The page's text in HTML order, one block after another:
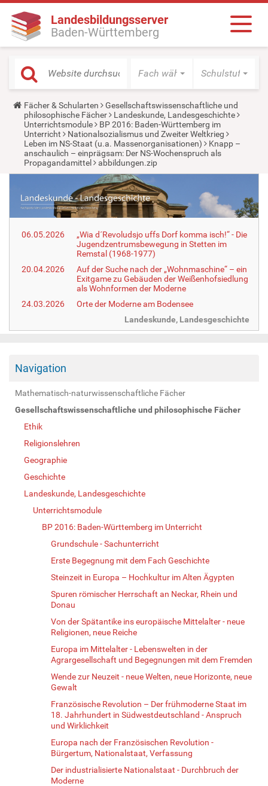
Landesbildungsserver
Baden-Württemberg
Fach wählen Schulstufe
Y
o
u
a
r
e
h
e
:
Fächer & Schularten
Gesellschaftswissenschaftliche und
philosophische Fächer
Landeskunde, Landesgeschichte
Unterrichtsmodule
BP 2016: Baden-Württemberg im
Unterricht
Nationalsozialismus und Zweiter Weltkrieg
Leben im NS-Staat (u.a. Massenorganisationen)
Knapp –
anschaulich – einprägsam: Der NS-Wochenspruch als
Propagandamittel
abbildungen.zip
06.05.2026
„Wia d´Revoludsjo uffs Dorf komma isch!“ - Die
Jugendzentrumsbewegung in Stetten im
Remstal (1968-1977)
20.04.2026
Auf der Suche nach der „Wohnmaschine“ – ein
Exitgame zu Gebäuden der Weißenhofsiedlung
als Wohnformen der Moderne
24.03.2026
Orte der Moderne am Bodensee
Landeskunde, Landesgeschichte
Navigation
Mathematisch-naturwissenschaftliche Fächer
Gesellschaftswissenschaftliche und philosophische Fächer
Ethik
Religionslehren
Geographie
Geschichte
Landeskunde, Landesgeschichte
Unterrichtsmodule
BP 2016: Baden-Württemberg im Unterricht
Grundschule - Sachunterricht
Erste Begegnung mit dem Fach Geschichte
Steinzeit in Europa – Hochkultur im Alten Ägypten
Spuren römischer Herrschaft an Neckar, Rhein und
Donau
Von der Spätantike ins europäische Mittelalter - neue
Religionen, neue Reiche
Europa im Mittelalter - Lebenswelten in der
Agrargesellschaft und Begegnungen mit dem Fremden
Wende zur Neuzeit - neue Welten, neue Horizonte, neue
Gewalt
Französische Revolution – Der frühmoderne Staat im
18. Jahrhundert in Südwestdeutschland - Anspruch
und Wirklichkeit
Europa nach der Französischen Revolution -
Bürgertum, Nationalstaat, Verfassung
Der industrialisierte Nationalstaat - Durchbruch der
Moderne